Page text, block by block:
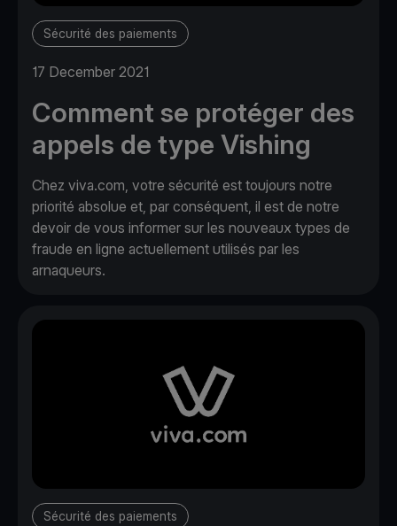
Sécurité des paiements
17 December 2021
Comment se protéger des
appels de type Vishing
Chez viva.com, votre sécurité est toujours notre
priorité absolue et, par conséquent, il est de notre
devoir de vous informer sur les nouveaux types de
fraude en ligne actuellement utilisés par les
arnaqueurs.
Sécurité des paiements